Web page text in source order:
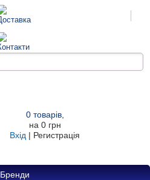
0товарів,
на 0 грн
Вхід | Регистрація
Бренди